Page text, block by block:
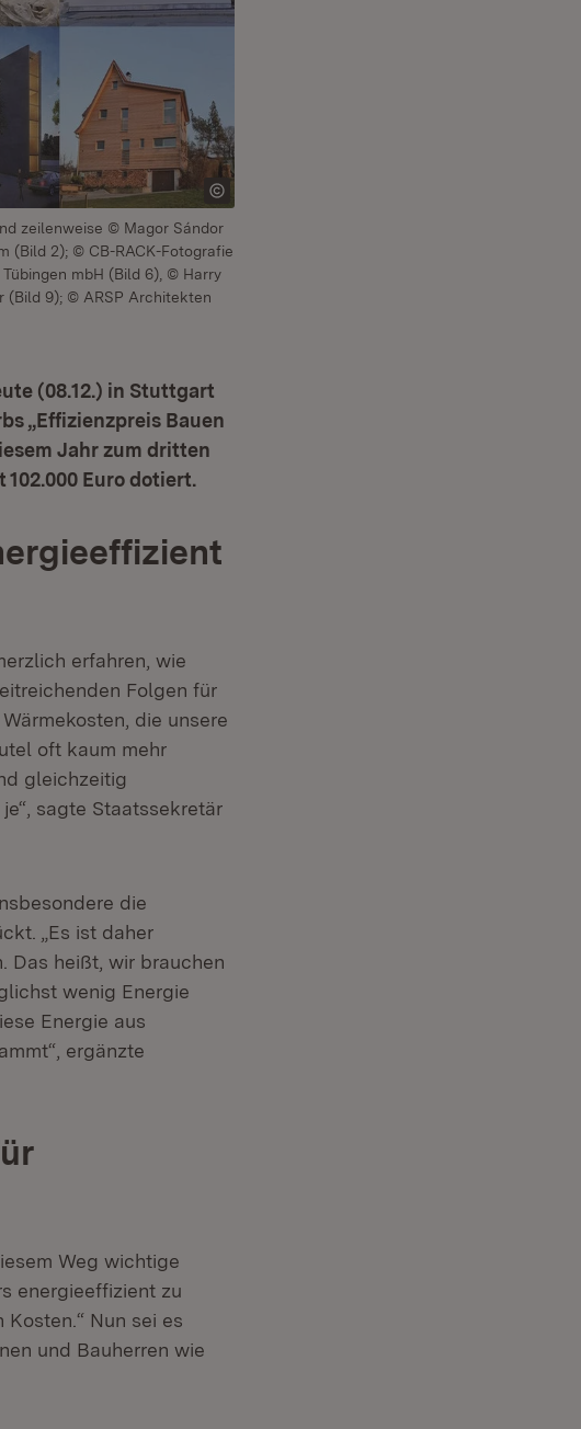
zeilenweise © Magor Sándor
(Bild 2); © CB-RACK-Fotografie
mbH (Bild 6), © Harry
(Bild 9); © ARSP Architekten
(08.12.) in Stuttgart
„Effizienzpreis Bauen
Jahr zum dritten
Euro dotiert.
erfahren, wie
Folgen für
die unsere
oft kaum mehr
gleichzeitig
sagte Staatssekretär
die
„Es ist daher
Das heißt, wir brauchen
wenig Energie
Energie aus
ergänzte
Weg wichtige
energieeffizient zu
Nun sei es
und Bauherren wie